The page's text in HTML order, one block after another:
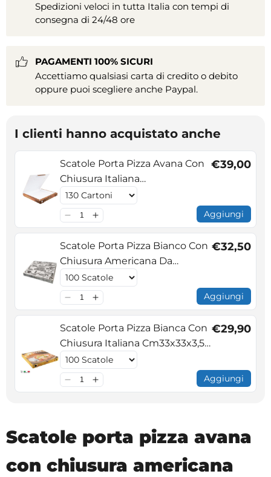
Spedizioni veloci in tutta Italia con tempi di
consegna di 24/48 ore
PAGAMENTI 100% SICURI
Accettiamo qualsiasi carta di credito o debito
oppure puoi scegliere anche Paypal.
I clienti hanno acquistato anche
Scatole Porta Pizza Avana Con
Chiusura Italiana
Cm33x33x3,5h
€39,00
Aggiungi
Scatole Porta Pizza Bianco Con
Chiusura Americana Da
Cm32X32x3,5h
€32,50
Aggiungi
Scatole Porta Pizza Bianca Con
Chiusura Italiana Cm33x33x3,5h
- Disponibilità: 100/500Pezzi
€29,90
Aggiungi
Scatole porta pizza avana
con chiusura americana